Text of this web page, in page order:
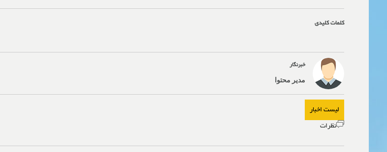
کلمات کلیدی
خبرنگار
مدیر محتوا
لیست اخبار
نظرات